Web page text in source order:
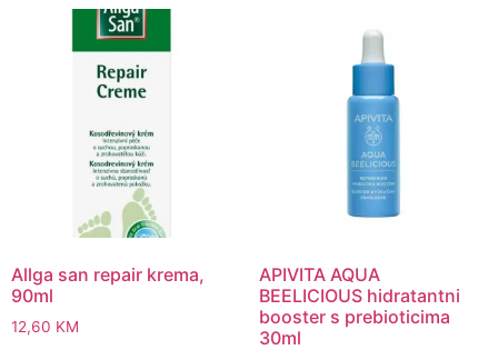
Allga san repair krema,
90ml
12,60 KM
APIVITA AQUA
BEELICIOUS hidratantni
booster s prebioticima
30ml